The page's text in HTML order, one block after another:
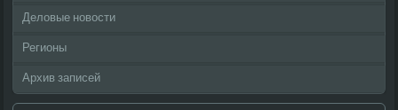
Деловые новости
Регионы
Архив записей